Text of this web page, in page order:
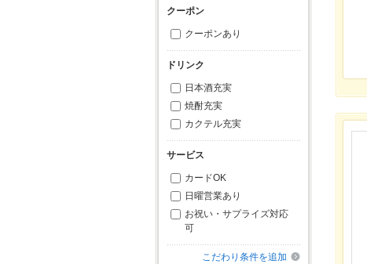
クーポン
クーポンあり
ドリンク
日本酒充実
焼酎充実
カクテル充実
サービス
カードOK
日曜営業あり
お祝い・サプライズ対応
可
こだわり条件を追加